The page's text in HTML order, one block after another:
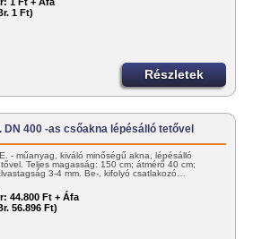
1 Ft)
Részletek
DN 400 -as csőakna lépésálló tetővel
- műanyag, kiváló minőségű akna, lépésálló
Teljes magasság: 150 cm; átmérő 40 cm;
3-4 mm. Be-, kifolyó csatlakozó…
44.800 Ft + Áfa
56.896 Ft)